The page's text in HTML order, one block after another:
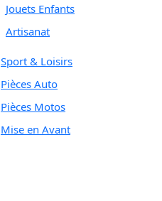
Jouets Enfants
Artisanat
Sport & Loisirs
Pièces Auto
Pièces Motos
Mise en Avant